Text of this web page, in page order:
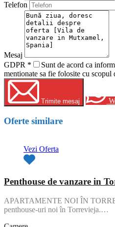
Telefon
Mesaj
GDPR *
Sunt de acord ca
mentionate sa fie folosite cu scopul
Trimite mesaj
Oferte similare
Vezi Oferta
Penthouse de vanzare in
APARTAMENTE NOI ÎN
penthouse-uri noi în Torrevieja.…